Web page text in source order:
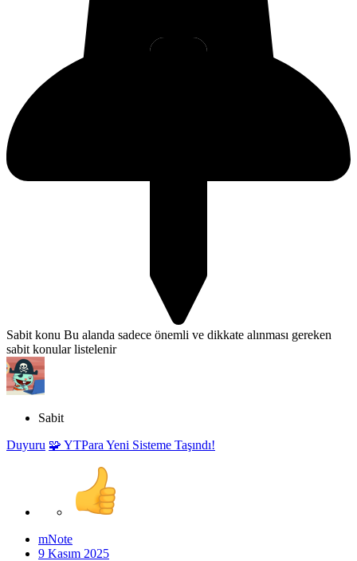
Sabit konu Bu alanda sadece önemli ve dikkate alınması gereken
sabit konular listelenir
Sabit
Duyuru 🧩 YTPara Yeni Sisteme Taşındı!
mNote
9 Kasım 2025